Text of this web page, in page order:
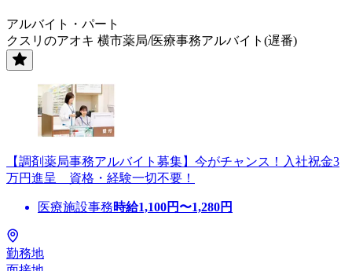
アルバイト・パート
クスリのアオキ 横市薬局/医療事務アルバイト(遅番)
【調剤薬局事務アルバイト募集】今がチャンス！入社祝金3
万円進呈 資格・経験一切不要！
医療施設事務時給1,100円〜1,280円
勤務地